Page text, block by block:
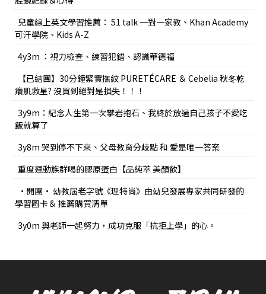
兒童線上英文學習推薦： 51 talk 一對一家教、Khan Academy
可汗學院、Kids A-Z
4y3m ：視力檢查、練習犯錯、認識華德福
【已結團】30分鐘緊實撫紋 PURETÉCARE ＆ Cebelia 秋冬乾
癢肌救星? 沒買到絕對是損失！！！
3y9m：紀念人生第一次攀岩抱石、我終於放過自己孩子不愛吃
飯就算了
3y8m 哭到停不下來、父母教育分歧點 和 愛是唯一答案
重度運動族群喝的膠原蛋白【品純萃 美顏飲】
•開團• 幼教屆老字號《理特尚》由幼兒發展專家共同研發的
學習圖卡＆ 推薦購買清單
3y0m 與老師一起努力，成功克服「抗拒上學」的心。